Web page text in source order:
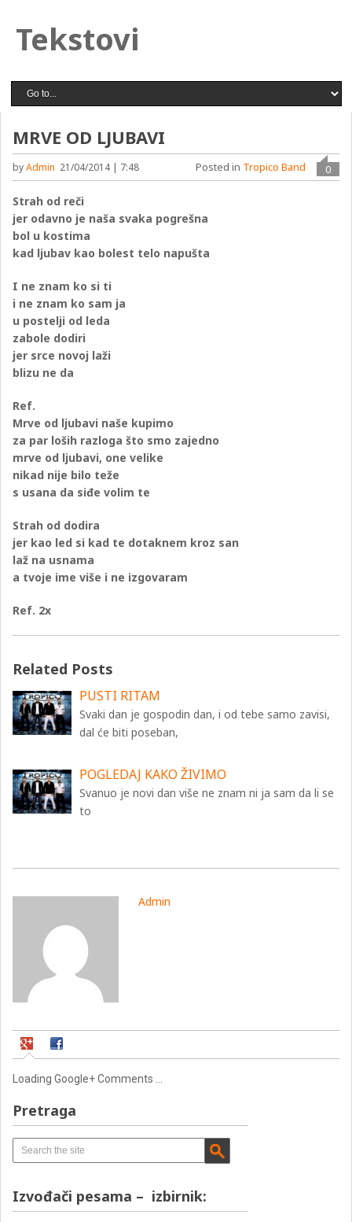
Tekstovi
MRVE OD LJUBAVI
byAdmin 21/04/2014 | 7:48 0
Posted in Tropico Band
Strah od reči
jer odavno je naša svaka pogrešna
bol u kostima
kad ljubav kao bolest telo napušta
I ne znam ko si ti
i ne znam ko sam ja
u postelji od leda
zabole dodiri
jer srce novoj laži
blizu ne da
Ref.
Mrve od ljubavi naše kupimo
za par loših razloga što smo zajedno
mrve od ljubavi, one velike
nikad nije bilo teže
s usana da siđe volim te
Strah od dodira
jer kao led si kad te dotaknem kroz san
laž na usnama
a tvoje ime više i ne izgovaram
Ref. 2x
Related Posts
PUSTI RITAM
Svaki dan je gospodin dan, i od tebe samo zavisi,
dal će biti poseban,
POGLEDAJ KAKO ŽIVIMO
Svanuo je novi dan više ne znam ni ja sam da li se
to
Admin
Loading Google+ Comments ...
Pretraga
Izvođači pesama – izbirnik: